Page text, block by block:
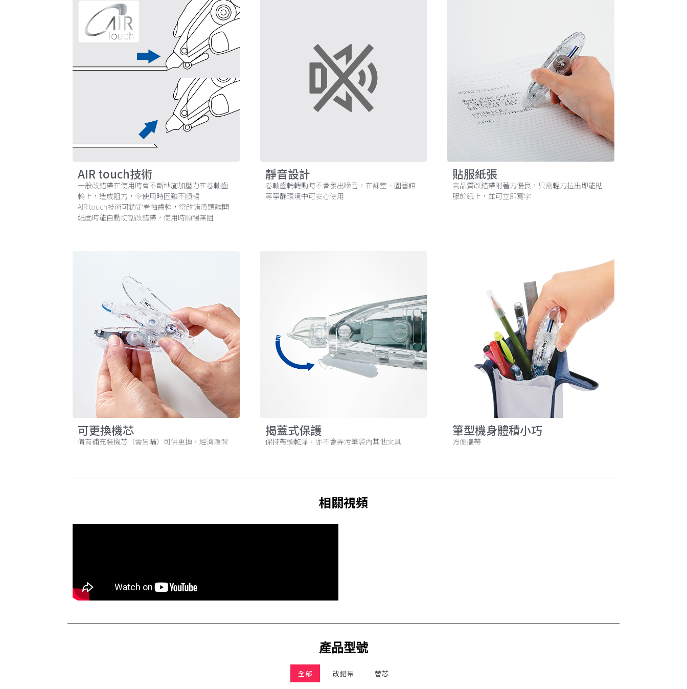
AIR touch技術
一般改錯帶在使用時會不斷地施加壓力在卷軸齒
輪上，造成阻力，令使用時困難不順暢
AIR touch技術可鎖定卷軸齒輪，當改錯帶頭離開
紙面時能自動切割改錯帶，使用時順暢無阻
靜音設計
卷軸齒輪轉動時不會發出噪音，在課堂、圖書館
等寧靜環境中可安心使用
貼服紙張
高品質改錯帶附著力優良，只需輕力拉出即能貼
服於紙上，並可立即寫字
可更換機芯
備有補充裝機芯（需另購）可供更換，經濟環保
揭蓋式保護
保持帶頭乾淨，亦不會弄污筆袋內其他文具
筆型機身體積小巧
方便攜帶
相關視頻
產品型號
全部 改錯帶 替芯